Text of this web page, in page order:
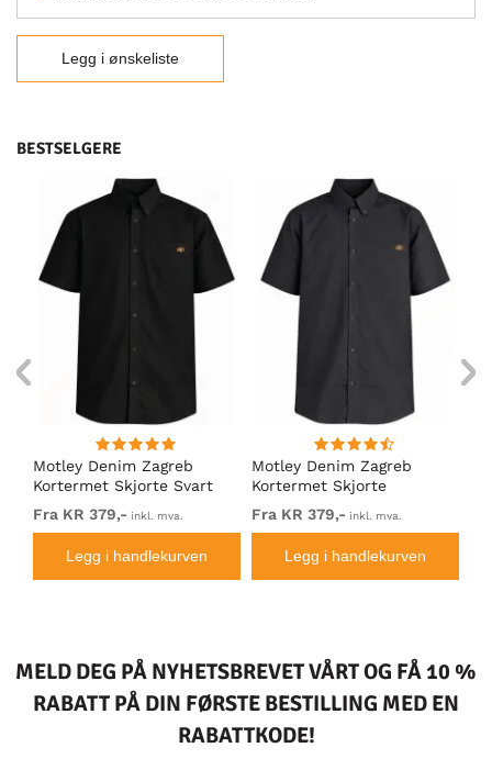
Legg i ønskeliste
BESTSELGERE
Motley Denim Zagreb
Kortermet Skjorte Svart
Fra KR 379,- inkl. mva.
Legg i handlekurven
Motley Denim Zagreb
Kortermet Skjorte
Mørkegrå
Fra KR 379,- inkl. mva.
Legg i handlekurven
MELD DEG PÅ NYHETSBREVET VÅRT OG FÅ 10 %
RABATT PÅ DIN FØRSTE BESTILLING MED EN
RABATTKODE!